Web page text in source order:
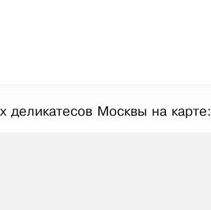
деликатесов Москвы на карте: